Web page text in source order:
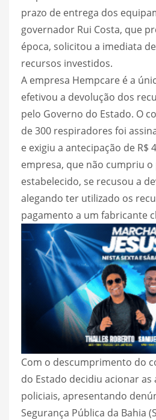
prazo de entrega dos
governador Rui Costa, que
época, solicitou a imediata
recursos investidos.
A empresa Hempcare é a
efetivou a devolução dos
pelo Governo do Estado. O
de 300 respiradores foi
e exigiu a antecipação de R$
empresa, que não cumpriu
estabelecido, se recusou a
alegando ter utilizado os
pagamento a um fabricante
Com o descumprimento do
do Estado decidiu acionar
policiais, apresentando
Segurança Pública da Bahia